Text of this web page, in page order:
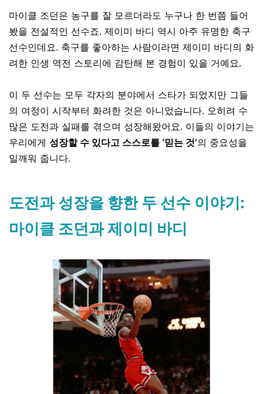
마이클 조던은 농구를 잘 모르더라도 누구나 한 번쯤 들어
봤을 전설적인 선수죠. 제이미 바디 역시 아주 유명한 축구
선수인데요. 축구를 좋아하는 사람이라면 제이미 바디의 화
려한 인생 역전 스토리에 감탄해 본 경험이 있을 거예요.
이 두 선수는 모두 각자의 분야에서 스타가 되었지만 그들
의 여정이 시작부터 화려한 것은 아니었습니다. 오히려 수
많은 도전과 실패를 겪으며 성장해왔어요. 이들의 이야기는
우리에게 성장할 수 있다고 스스로를 ‘믿는 것’의 중요성을
일깨워 줍니다.
도전과 성장을 향한 두 선수 이야기:
마이클 조던과 제이미 바디